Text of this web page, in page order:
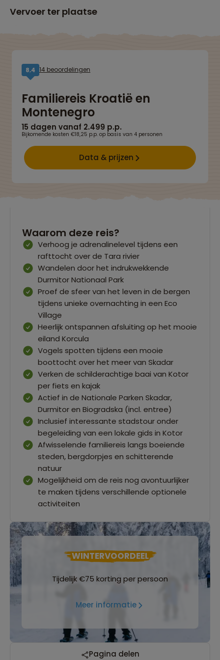
Vervoer ter plaatse
8,4 14 beoordelingen
Familiereis Kroatië en
Montenegro
15 dagen vanaf 2.499 p.p.
Bijkomende kosten €18,25 p.p. op basis van 4 personen
Data & prijzen
Waarom deze reis?
Verhoog je adrenalinelevel tijdens een
rafttocht over de Tara rivier
Wandelen door het indrukwekkende
Durmitor Nationaal Park
Proef de sfeer van het leven in de bergen
tijdens unieke overnachting in een Eco
Village
Heerlijk ontspannen afsluiting op het mooie
eiland Korcula
Vogels spotten tijdens een mooie
boottocht over het meer van Skadar
Verken de schilderachtige baai van Kotor
per fiets en kajak
Actief in de Nationale Parken Skadar,
Durmitor en Biogradska (incl. entree)
Inclusief interessante stadstour onder
begeleiding van een lokale gids in Kotor
Afwisselende familiereis langs boeiende
steden, bergdorpjes en schitterende
natuur
Mogelijkheid om de reis nog avontuurlijker
te maken tijdens verschillende optionele
activiteiten
WINTERVOORDEEL
Tijdelijk €75 korting per persoon
Meer informatie
Pagina delen
Reizen met oog voor mens, cultuur en milieu